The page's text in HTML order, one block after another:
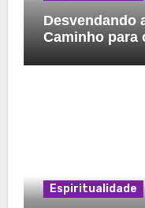
Desvendando
Caminho para
Espiritualidade